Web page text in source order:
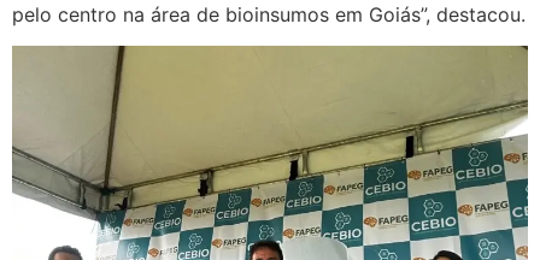
pelo centro na área de bioinsumos em Goiás”, destacou.